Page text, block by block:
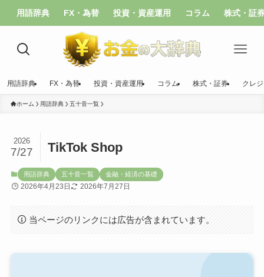
用語辞典 FX・為替 投資・資産運用 コラム 株式・証
用語辞典 FX・為替 投資・資産運用 コラム 株式・証券 クレ
ホーム 用語辞典 五十音一覧
TikTok Shop
2026
7/27
用語辞典 五十音一覧 金融・経済の基礎
2026年4月23日 2026年7月27日
当ページのリンクには広告が含まれています。